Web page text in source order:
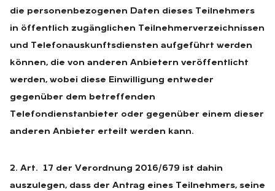
die personenbezogenen Daten dieses Teilnehmers
in öffentlich zugänglichen Teilnehmerverzeichnissen
und Telefonauskunftsdiensten aufgeführt werden
können, die von anderen Anbietern veröffentlicht
werden, wobei diese Einwilligung entweder
gegenüber dem betreffenden
Telefondienstanbieter oder gegenüber einem dieser
anderen Anbieter erteilt werden kann.
2. Art. 17 der Verordnung 2016/679 ist dahin
auszulegen, dass der Antrag eines Teilnehmers, seine